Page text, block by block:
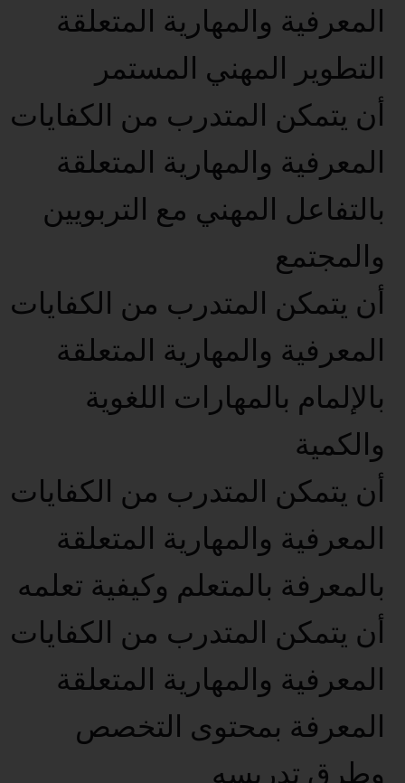
المعرفية والمهارية المتعلقة
التطوير المهني المستمر
أن يتمكن المتدرب من الكفايات
المعرفية والمهارية المتعلقة
بالتفاعل المهني مع التربويين
والمجتمع
أن يتمكن المتدرب من الكفايات
المعرفية والمهارية المتعلقة
بالإلمام بالمهارات اللغوية
والكمية
أن يتمكن المتدرب من الكفايات
المعرفية والمهارية المتعلقة
بالمعرفة بالمتعلم وكيفية تعلمه
أن يتمكن المتدرب من الكفايات
المعرفية والمهارية المتعلقة
المعرفة بمحتوى التخصص
وطرق تدريسه